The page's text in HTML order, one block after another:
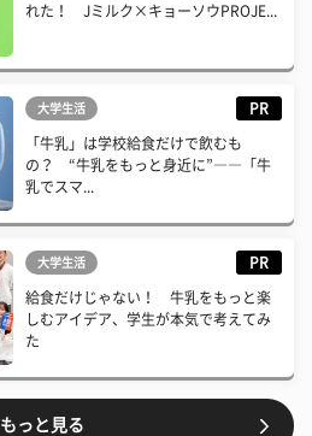
れた！ Jミルク×キョーソウPROJE...
大学生活 PR
「牛乳」は学校給食だけで飲むも
の？ “牛乳をもっと身近に”――「牛
乳でスマ...
大学生活 PR
給食だけじゃない！ 牛乳をもっと楽
しむアイデア、学生が本気で考えてみ
た
もっと見る